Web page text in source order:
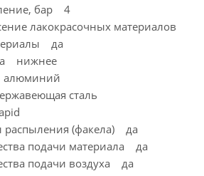
бар 4
лакокрасочных материалов
да
нижнее
алюминий
сталь
распыления (факела) да
подачи материала да
подачи воздуха да